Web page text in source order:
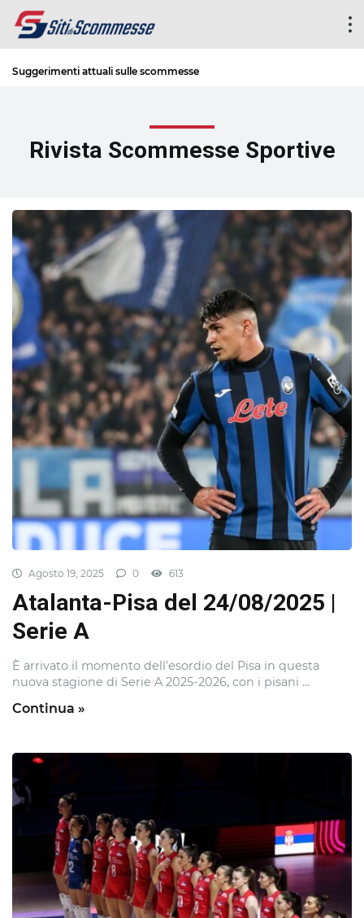
Suggerimenti attuali sulle scommesse
Rivista Scommesse Sportive
Agosto 19, 2025 0 613
Atalanta-Pisa del 24/08/2025 |
Serie A
È arrivato il momento dell’esordio del Pisa in questa
nuova stagione di Serie A 2025-2026, con i pisani ...
Continua »